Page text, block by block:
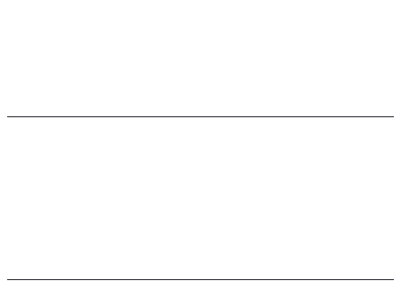
Политика конфиденциальности